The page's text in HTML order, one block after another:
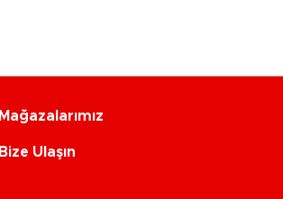
Mağazalarımız
Bize Ulaşın